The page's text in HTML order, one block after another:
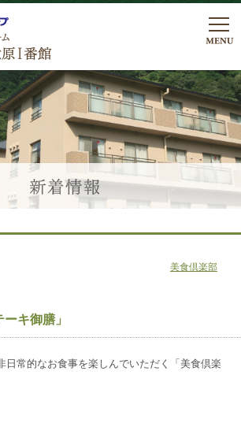
し
るご質問
キ御膳」
美食倶楽部
日常的なお食事を楽しんでいただく「美食倶楽